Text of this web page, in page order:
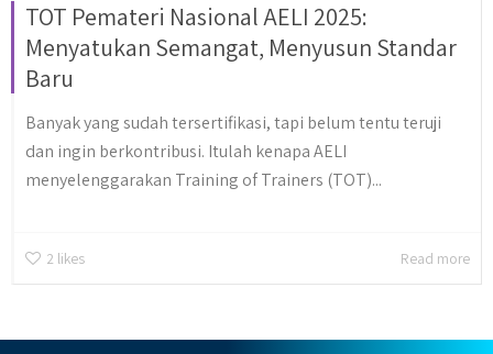
TOT Pemateri Nasional AELI 2025:
Menyatukan Semangat, Menyusun Standar
Baru
Banyak yang sudah tersertifikasi, tapi belum tentu teruji
dan ingin berkontribusi. Itulah kenapa AELI
menyelenggarakan Training of Trainers (TOT)...
2 likes Read more